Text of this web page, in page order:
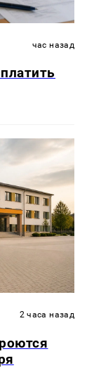
час назад
2 часа назад